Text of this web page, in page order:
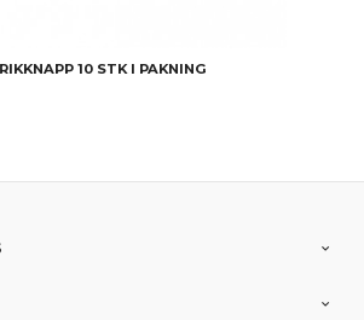
10 STK I PAKNING